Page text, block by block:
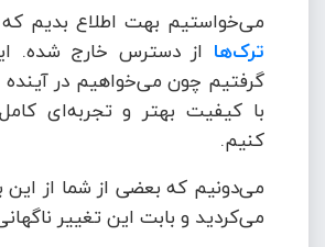
می‌خواستیم بهت اطلاع بدیم
ترک‌ها از دسترس خارج شده.
گرفتیم چون می‌خواهیم در
با کیفیت بهتر و تجربه‌ای
کنیم.
می‌دونیم که بعضی از شما از
می‌کردید و بابت این تغییر